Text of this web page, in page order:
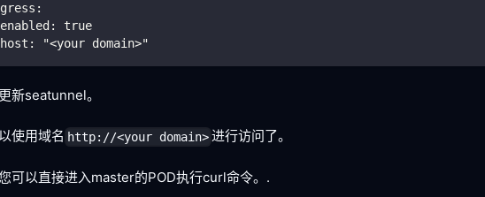
true
"<your domain>"
新seatunnel。
使用域名 http://<your domain> 进行访问了。
可以直接进入master的POD执行curl命令。.